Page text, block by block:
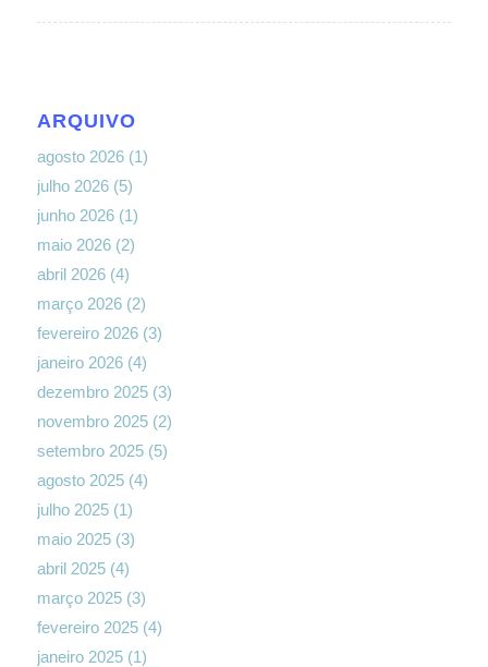
ARQUIVO
agosto 2026(1)
julho 2026(5)
junho 2026(1)
maio 2026(2)
abril 2026(4)
março 2026(2)
fevereiro 2026(3)
janeiro 2026(4)
dezembro 2025(3)
novembro 2025(2)
setembro 2025(5)
agosto 2025(4)
julho 2025(1)
maio 2025(3)
abril 2025(4)
março 2025(3)
fevereiro 2025(4)
janeiro 2025(1)